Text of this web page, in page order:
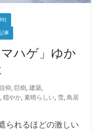
社
事
ハゲ」ゆか
仰, 巨樹, 建築,
, 穏やか, 素晴らしい, 雪, 鳥居
られるほどの激しい